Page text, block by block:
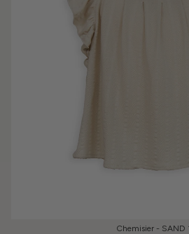
Chemisier - SAND